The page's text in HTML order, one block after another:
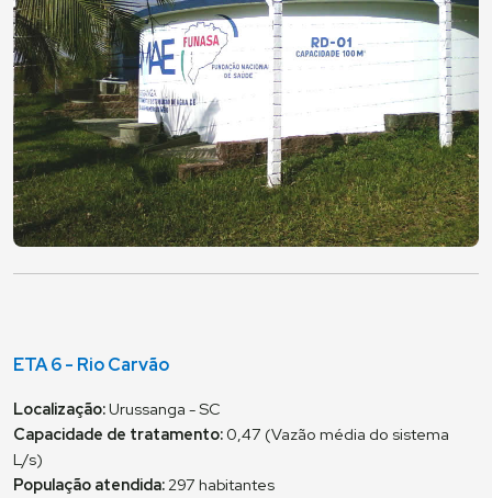
ETA 6 - Rio Carvão
Localização:Urussanga - SC
Capacidade de tratamento: 0,47 (Vazão média do sistema
L/s)
População atendida: 297 habitantes